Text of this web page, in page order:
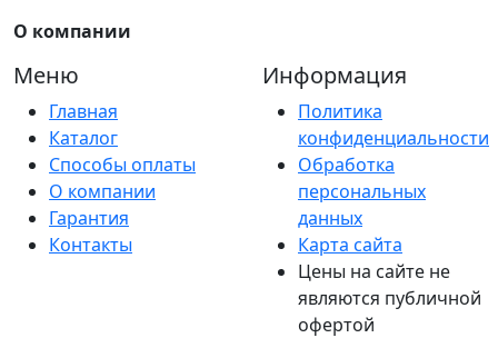
О компании
Меню
Главная
Каталог
Способы оплаты
О компании
Гарантия
Контакты
Информация
Политика
конфиденциальности
Обработка
персональных
данных
Карта сайта
Цены на сайте не
являются публичной
офертой